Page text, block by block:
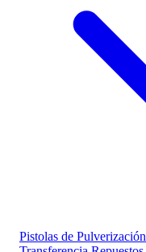
Pistolas de Pulverización